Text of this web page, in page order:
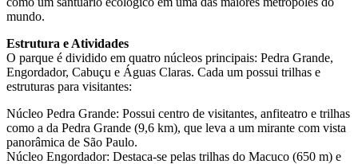
mundo.
Estrutura e Atividades
O parque é dividido em quatro núcleos principais: Pedra Grande,
Engordador, Cabuçu e Águas Claras. Cada um possui trilhas e
estruturas para visitantes:
Núcleo Pedra Grande: Possui centro de visitantes, anfiteatro e trilhas
como a da Pedra Grande (9,6 km), que leva a um mirante com vista
panorâmica de São Paulo.
Núcleo Engordador: Destaca-se pelas trilhas do Macuco (650 m) e